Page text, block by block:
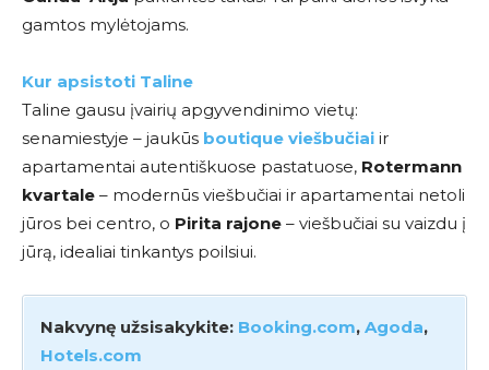
gamtos mylėtojams.
Kur apsistoti Taline
Taline gausu įvairių apgyvendinimo vietų:
senamiestyje – jaukūs boutique viešbučiai ir
apartamentai autentiškuose pastatuose, Rotermann
kvartale – modernūs viešbučiai ir apartamentai netoli
jūros bei centro, o Pirita rajone – viešbučiai su vaizdu į
jūrą, idealiai tinkantys poilsiui.
Nakvynę užsisakykite: Booking.com, Agoda,
Hotels.com